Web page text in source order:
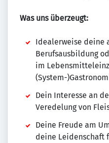
Was uns überzeugt:
Idealerweise deine
Berufsausbildung
im
(System-
Dein Interesse an
Veredelung von
Deine Freude am
deine Leidenschaft